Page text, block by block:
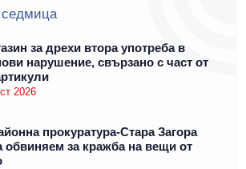
седмица
за дрехи втора употреба в
нарушение, свързано с част от
2026
прокуратура-Стара Загора
за кражба на вещи от